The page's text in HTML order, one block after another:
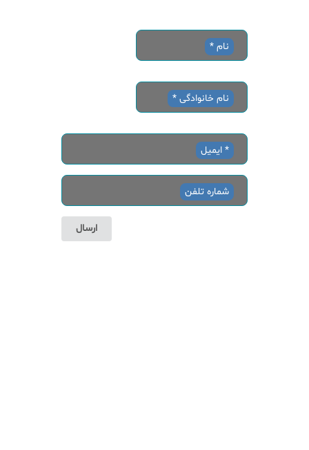
نام *
نام خانوادگی *
ایمیل *
شماره تلفن
ارسال